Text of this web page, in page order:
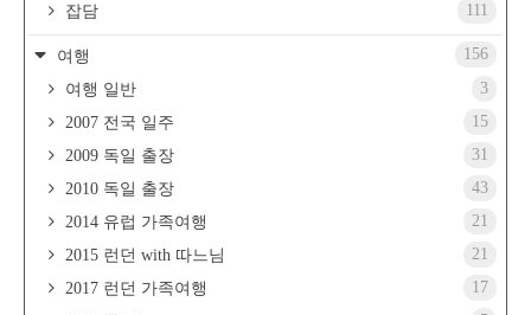
잡담
111
여행
156
여행 일반
3
2007 전국 일주
15
2009 독일 출장
31
2010 독일 출장
43
2014 유럽 가족여행
21
2015 런던 with 따느님
21
2017 런던 가족여행
17